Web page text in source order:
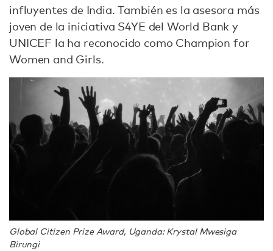
influyentes de India. También es la asesora más
joven de la iniciativa S4YE del World Bank y
UNICEF la ha reconocido como Champion for
Women and Girls.
Global Citizen Prize Award, Uganda: Krystal Mwesiga
Birungi